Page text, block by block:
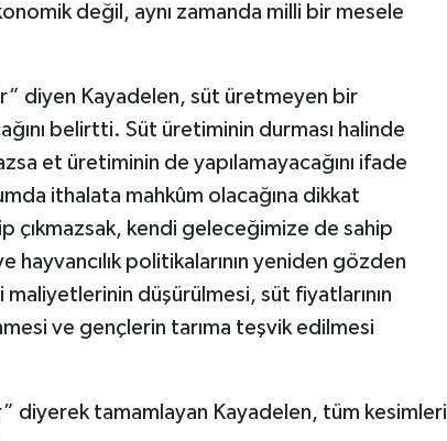
değil, aynı zamanda milli bir mesele
diyen Kayadelen, süt üretmeyen bir
belirtti. Süt üretiminin durması halinde
et üretiminin de yapılamayacağını ifade
ithalata mahkûm olacağına dikkat
çıkmazsak, kendi geleceğimize de sahip
hayvancılık politikalarının yeniden gözden
düşürülmesi, süt fiyatlarının
ve gençlerin tarıma teşvik edilmesi
diyerek tamamlayan Kayadelen, tüm kesimleri